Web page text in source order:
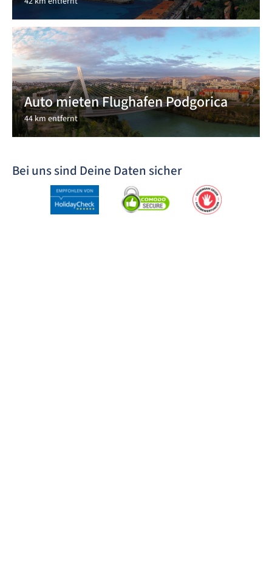
Auto mieten Flughafen Podgorica
44 km entfernt
Bei uns sind Deine Daten sicher